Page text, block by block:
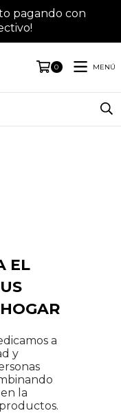
pagando con
0 MENÚ
EL
a
y
la